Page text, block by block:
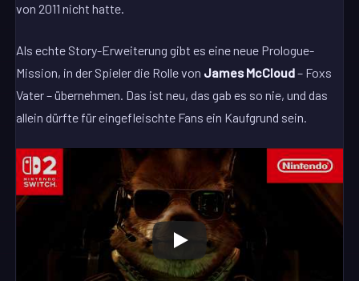
von 2011 nicht hatte.
Als echte Story-Erweiterung gibt es eine neue Prologue-
Mission, in der Spieler die Rolle von James McCloud– Foxs
Vater – übernehmen. Das ist neu, das gab es so nie, und das
allein dürfte für eingefleischte Fans ein Kaufgrund sein.